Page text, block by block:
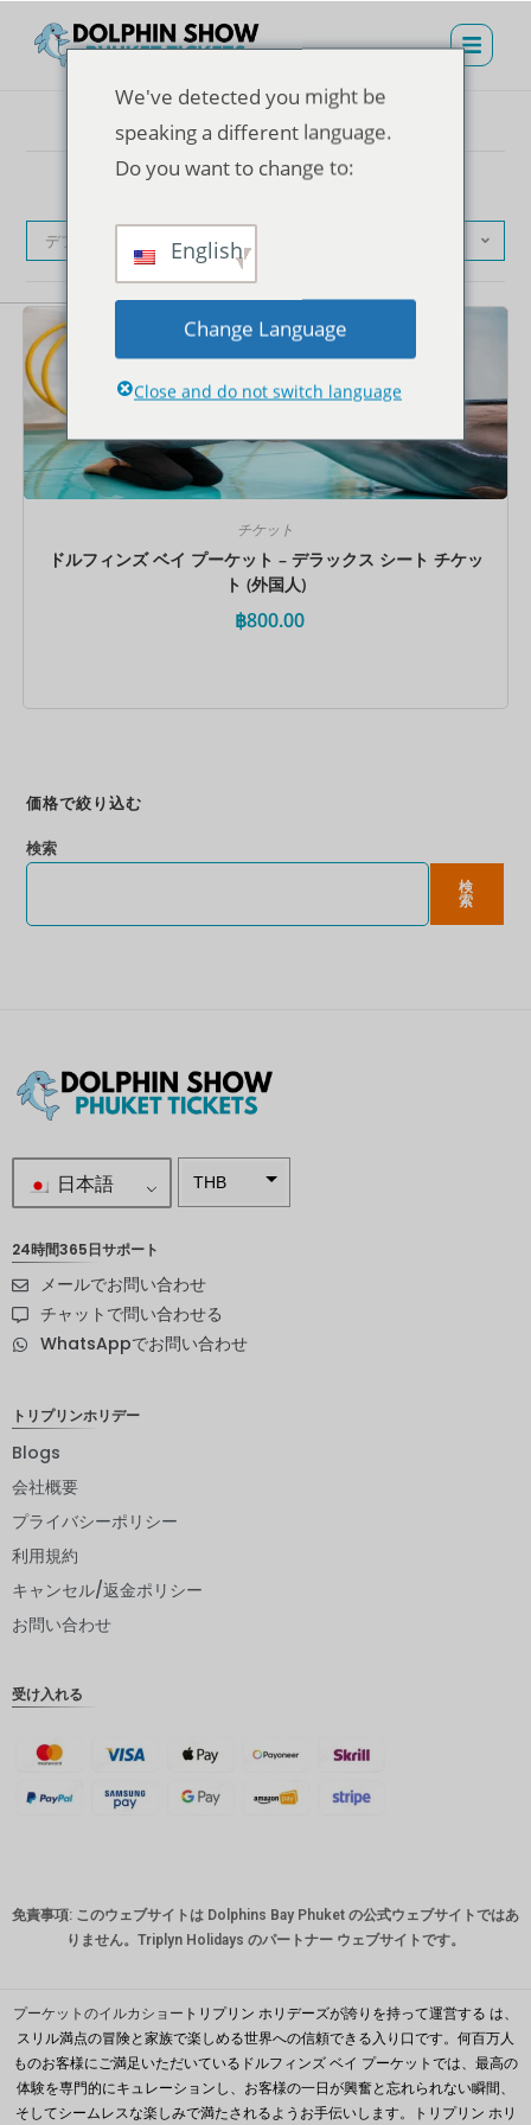
デフォルト表示
チケット
ドルフィンズ ベイ プーケット – デラックス シート チケッ
ト (外国人)
฿800.00
価格で絞り込む
検索
検
索
日本語 THB
スウェー
デンクロ
ーナ
ピー
ククロー
オースト
ラリアド
韓国ウォ
ン
人民元
台湾
24時間365日サポート
メールでお問い合わせ
チャットで問い合わせる
WhatsAppでお問い合わせ
トリプリンホリデー
Blogs
会社概要
プライバシーポリシー
利用規約
キャンセル/返金ポリシー
お問い合わせ
受け入れる
免責事項: このウェブサイトは Dolphins Bay Phuket の公式ウェブサイトではあ
りません。Triplyn Holidays のパートナー ウェブサイトです。
プーケットのイルカショー トリプリン ホリデーズが誇りを持って運営する は、
スリル満点の冒険と家族で楽しめる世界への信頼できる入り口です。何百万人
ものお客様にご満足いただいているドルフィンズ ベイ プーケットでは、最高の
体験を専門的にキュレーションし、お客様の一日が興奮と忘れられない瞬間、
そしてシームレスな楽しみで満たされるようお手伝いします。トリプリン ホリ
We've detected you might be
speaking a different language.
Do you want to change to:
English
Change Language
Close and do not switch language